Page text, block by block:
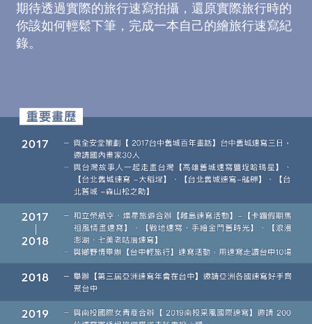
期待透過實際的旅行速寫拍攝，還原實際旅行時的
你該如何輕鬆下筆，完成一本自己的繪旅行速寫紀
錄。